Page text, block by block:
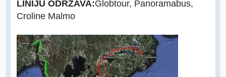
LINIJU ODRŽAVA:Globtour, Panoramabus,
Croline Malmo